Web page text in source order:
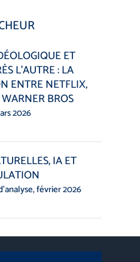
ET
L’AUTRE : LA
ENTRE NETFLIX,
BROS
2026
IA ET
février 2026